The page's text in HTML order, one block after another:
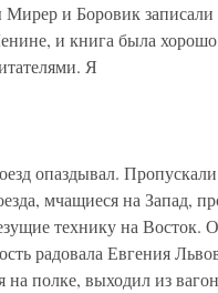
Мирер и Боровик
и книга была хорошо
Я
опаздывал.
мчащиеся на Запад,
технику на Восток.
радовала Евгения
на полке, выходил из